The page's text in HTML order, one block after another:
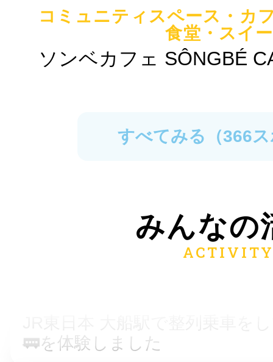
コミュニティスペース・カ
食堂・スイ
ソンベカフェ SÔNGBÉ
すべてみる（366
みんなの
ゴンコロ
🚃を体験しました